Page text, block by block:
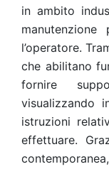
in ambito
l’operatore.
che abilitano
fornire
visualizzando
istruzioni
effettuare.